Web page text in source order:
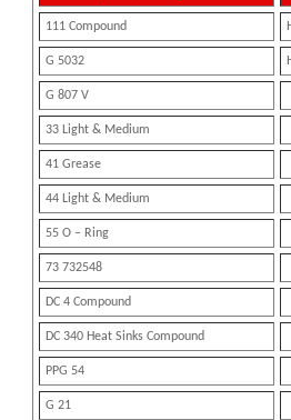
111 Compound
G 5032
G 807 V
33 Light & Medium
41 Grease
44 Light & Medium
55 O – Ring
73 732548
DC 4 Compound
DC 340 Heat Sinks Compound
PPG 54
G 21